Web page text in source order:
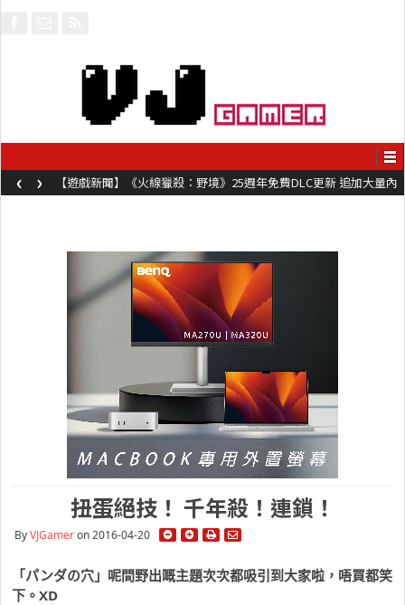
【遊戲新聞】《火線獵殺：野境》25週年免費DLC更新 追加大量內
容同時系舊作限時超平價折扣
‹ ›
扭蛋絕技！ 千年殺！連鎖！
ByVJGameron 2016-04-20
「パンダの穴」呢間野出嘅主題次次都吸引到大家啦，唔買都笑
下。XD